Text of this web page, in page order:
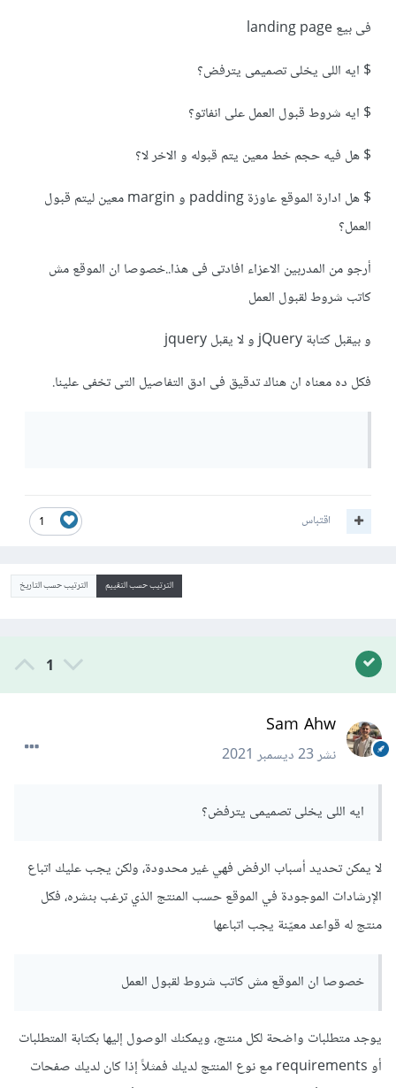
فى بيع landing page
$ ايه اللى يخلى تصميمى يترفض؟
$ ايه شروط قبول العمل على انفاتو؟
$ هل فيه حجم خط معين يتم قبوله و الاخر لا؟
$ هل ادارة الموقع عاوزة padding و margin معين ليتم قبول
العمل؟
أرجو من المدربين الاعزاء افادتى فى هذا..خصوصا ان الموقع مش
كاتب شروط لقبول العمل
و بيقبل كتابة jQuery و لا يقبل jquery
فكل ده معناه ان هناك تدقيق فى ادق التفاصيل التى تخفى علينا.
1 اقتباس
الترتيب حسب التقييم الترتيب حسب التاريخ
1
Sam Ahw
نشر23 ديسمبر 2021
ايه اللى يخلى تصميمى يترفض؟
لا يمكن تحديد أسباب الرفض فهي غير محدودة، ولكن يجب عليك اتباع
الإرشادات الموجودة في الموقع حسب المنتج الذي ترغب بنشره، فكل
منتج له قواعد معيّنة يجب اتباعها
خصوصا ان الموقع مش كاتب شروط لقبول العمل
يوجد متطلبات واضحة لكل منتج، ويمكنك الوصول إليها بكتابة المتطلبات
أو requirements مع نوع المنتج لديك فمثلاً إذا كان لديك صفحات